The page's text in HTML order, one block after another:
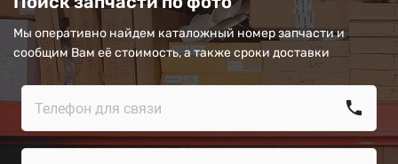
Мы оперативно найдем каталожный номер запчасти и
сообщим Вам её стоимость, а также сроки доставки
call